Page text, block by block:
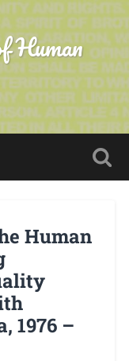
Human
Human
1976 –